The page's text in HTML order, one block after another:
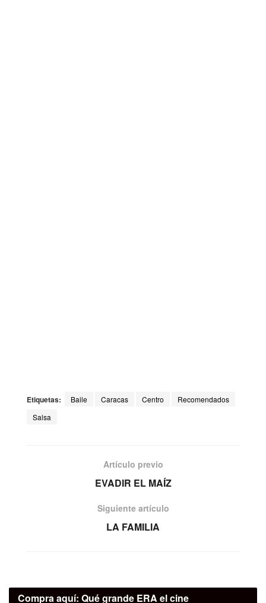
Etiquetas: Baile Caracas Centro
Recomendados
Salsa
Artículo previo
EVADIR EL MAÍZ
Siguiente artículo
LA FAMILIA
Compra aquí: Qué grande ERA el cine